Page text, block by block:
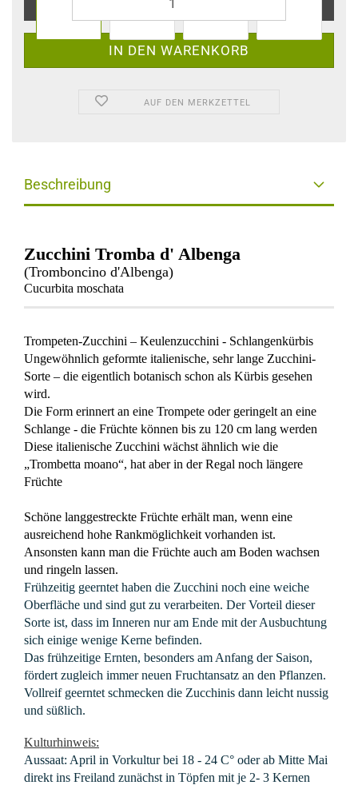
AUF DEN MERKZETTEL
Beschreibung
Zucchini Tromba d' Albenga
(Tromboncino d'Albenga)
Cucurbita moschata
Trompeten-Zucchini – Keulenzucchini - Schlangenkürbis
Ungewöhnlich geformte italienische, sehr lange Zucchini-
Sorte – die eigentlich botanisch schon als Kürbis gesehen
wird.
Die Form erinnert an eine Trompete oder geringelt an eine
Schlange - die Früchte können bis zu 120 cm lang werden
Diese italienische Zucchini wächst ähnlich wie die
„Trombetta moano“, hat aber in der Regal noch längere
Früchte
Schöne langgestreckte Früchte erhält man, wenn eine
ausreichend hohe Rankmöglichkeit vorhanden ist.
Ansonsten kann man die Früchte auch am Boden wachsen
und ringeln lassen.
Frühzeitig geerntet haben die Zucchini noch eine weiche
Oberfläche und sind gut zu verarbeiten. Der Vorteil dieser
Sorte ist, dass im Inneren nur am Ende mit der Ausbuchtung
sich einige wenige Kerne befinden.
Das frühzeitige Ernten, besonders am Anfang der Saison,
fördert zugleich immer neuen Fruchtansatz an den Pflanzen.
Vollreif geerntet schmecken die Zucchinis dann leicht nussig
und süßlich.
Kulturhinweis:
Aussaat: April in Vorkultur bei 18 - 24 C° oder ab Mitte Mai
direkt ins Freiland zunächst in Töpfen mit je 2- 3 Kernen